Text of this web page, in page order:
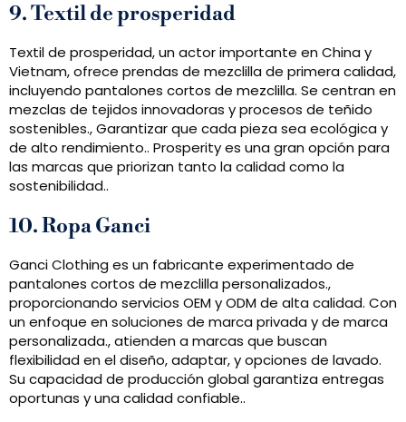
9. Textil de prosperidad
Textil de prosperidad, un actor importante en China y
Vietnam, ofrece prendas de mezclilla de primera calidad,
incluyendo pantalones cortos de mezclilla. Se centran en
mezclas de tejidos innovadoras y procesos de teñido
sostenibles., Garantizar que cada pieza sea ecológica y
de alto rendimiento.. Prosperity es una gran opción para
las marcas que priorizan tanto la calidad como la
sostenibilidad..
10. Ropa Ganci
Ganci Clothing es un fabricante experimentado de
pantalones cortos de mezclilla personalizados.,
proporcionando servicios OEM y ODM de alta calidad. Con
un enfoque en soluciones de marca privada y de marca
personalizada., atienden a marcas que buscan
flexibilidad en el diseño, adaptar, y opciones de lavado.
Su capacidad de producción global garantiza entregas
oportunas y una calidad confiable..